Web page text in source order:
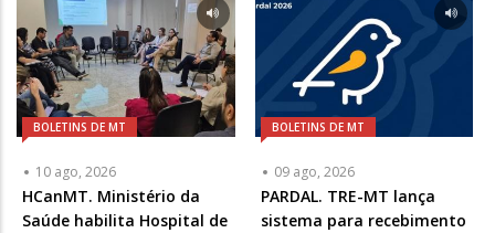
BOLETINS DE MT
10 ago, 2026
HCanMT. Ministério da
Saúde habilita Hospital de
BOLETINS DE MT
09 ago, 2026
PARDAL. TRE-MT lança
sistema para recebimento